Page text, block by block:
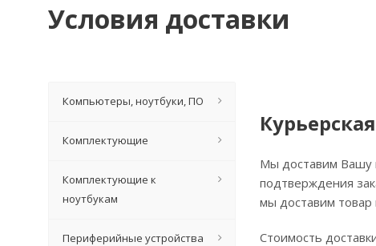
Условия доставки
Мы доставим Вашу
подтверждения
мы доставим товар
Стоимость
Компьютеры, ноутбуки, ПО
Комплектующие
Комплектующие к
ноутбукам
Периферийные устройства